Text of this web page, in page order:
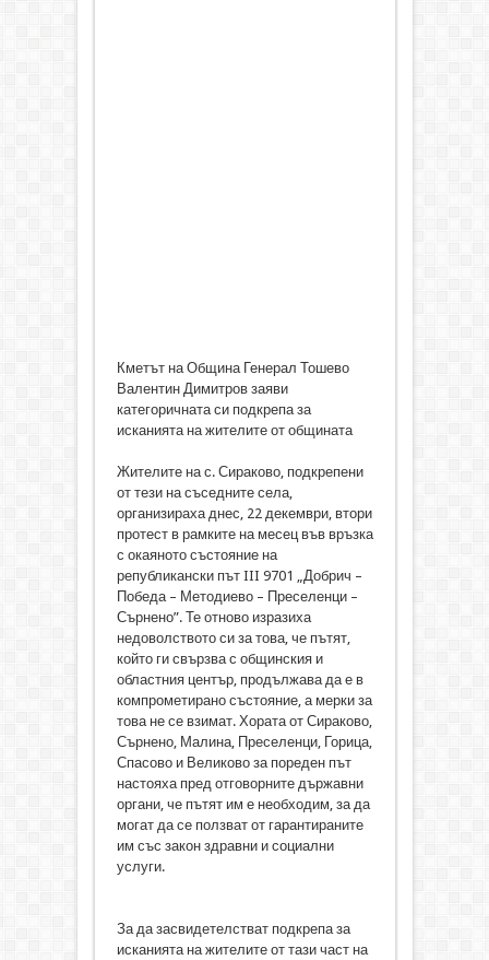
Кметът на Община Генерал Тошево
Валентин Димитров заяви
категоричната си подкрепа за
исканията на жителите от общината
Жителите на с. Сираково, подкрепени
от тези на съседните села,
организираха днес, 22 декември, втори
протест в рамките на месец във връзка
с окаяното състояние на
републикански път III 9701 „Добрич –
Победа – Методиево – Преселенци –
Сърнено”. Те отново изразиха
недоволството си за това, че пътят,
който ги свързва с общинския и
областния център, продължава да е в
компрометирано състояние, а мерки за
това не се взимат. Хората от Сираково,
Сърнено, Малина, Преселенци, Горица,
Спасово и Великово за пореден път
настояха пред отговорните държавни
органи, че пътят им е необходим, за да
могат да се ползват от гарантираните
им със закон здравни и социални
услуги.
За да засвидетелстват подкрепа за
исканията на жителите от тази част на